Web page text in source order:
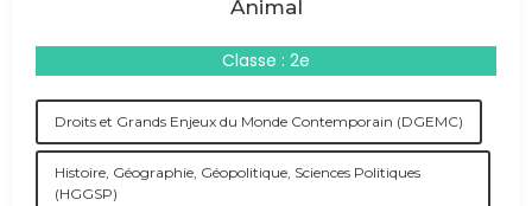
Animal
Classe : 2e
Droits et Grands Enjeux du Monde Contemporain (DGEMC)
Histoire, Géographie, Géopolitique, Sciences Politiques
(HGGSP)